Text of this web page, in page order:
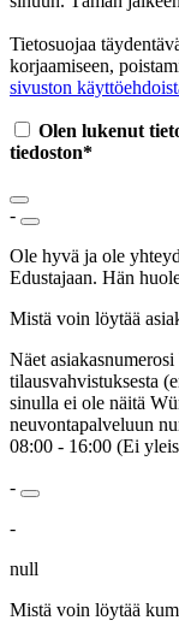
Tietosuojaa
korjaamiseen,
sivuston
Olen lukenut
tiedoston*
-
Ole hyvä ja ole
Edustajaan. Hän
Mistä voin löytää
Näet
tilausvahvistuksesta
sinulla ei ole näitä
neuvontapalveluun
08:00 - 16:00 (Ei
-
-
null
Mistä voin löytää